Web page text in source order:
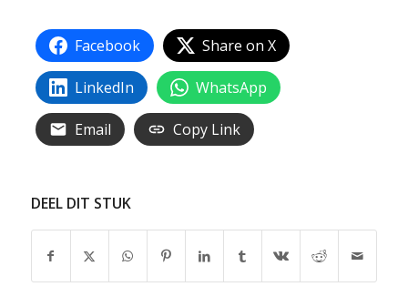
Facebook Share on X
LinkedIn WhatsApp
Email Copy Link
DEEL DIT STUK